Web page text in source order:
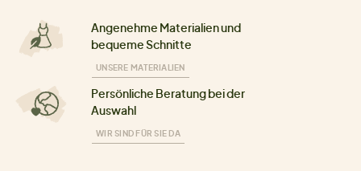
Angenehme Materialien und
bequeme Schnitte
UNSERE MATERIALIEN
Persönliche Beratung bei der
Auswahl
WIR SIND FÜR SIE DA